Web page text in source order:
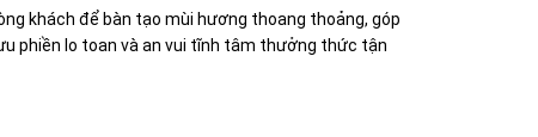
khách để bàn tạo mùi hương thoang thoảng, góp
phiền lo toan và an vui tĩnh tâm thưởng thức tận